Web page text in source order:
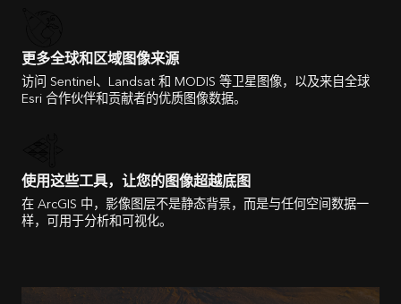
更多全球和区域图像来源
访问 Sentinel、Landsat 和 MODIS 等卫星图像，以及来自全球
Esri 合作伙伴和贡献者的优质图像数据。
使用这些工具，让您的图像超越底图
在 ArcGIS 中，影像图层不是静态背景，而是与任何空间数据一
样，可用于分析和可视化。